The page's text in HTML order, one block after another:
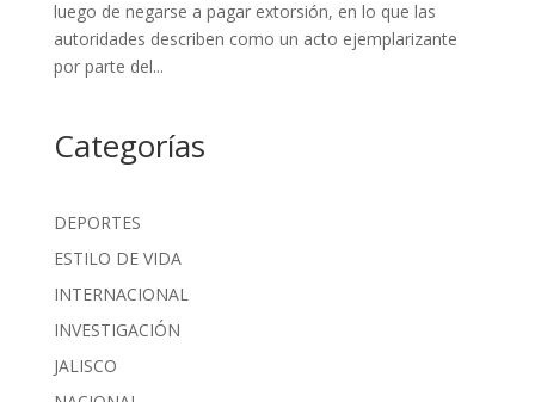
luego de negarse a pagar extorsión, en lo que las
autoridades describen como un acto ejemplarizante
por parte del...
Categorías
DEPORTES
ESTILO DE VIDA
INTERNACIONAL
INVESTIGACIÓN
JALISCO